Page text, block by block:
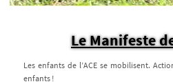
Le Manifeste
Les enfants de l’ACE se mobilisent.
enfants !